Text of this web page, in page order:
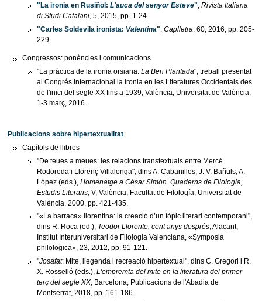
"La ironia en Rusiñol: L'auca del senyor Esteve", Rivista Italiana
di Studi Catalani, 5, 2015, pp. 1-24.
"Carles Soldevila ironista: Valentina", Caplletra, 60, 2016, pp. 205-
229.
Congressos: ponències i comunicacions
"La pràctica de la ironia orsiana: La Ben Plantada", treball presentat
al Congrés Internacional la Ironia en les Literatures Occidentals des
de l'inici del segle XX fins a 1939, València, Universitat de València,
1-3 març, 2016.
Publicacions sobre hipertextualitat
Capítols de llibres
"De teues a meues: les relacions transtextuals entre Mercè
Rodoreda i Llorenç Villalonga", dins A. Cabanilles, J. V. Bañuls, A.
López (eds.), Homenatge a César Simón. Quaderns de Filologia,
Estudis Literaris, V, València, Facultat de Filología, Universitat de
València, 2000, pp. 421-435.
"«La barraca» llorentina: la creació d’un tòpic literari contemporani",
dins R. Roca (ed.), Teodor Llorente, cent anys després, Alacant,
Institut Interuniversitari de Filologia Valenciana, «Symposia
philologica», 23, 2012, pp. 91-121.
"Josafat: Mite, llegenda i recreació hipertextual", dins C. Gregori i R.
X. Rosselló (eds.), L'empremta del mite en la literatura del primer
terç del segle XX, Barcelona, Publicacions de l'Abadia de
Montserrat, 2018, pp. 161-186.